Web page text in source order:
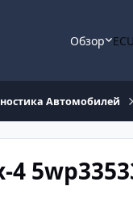
Обзор
Автомобилей
4